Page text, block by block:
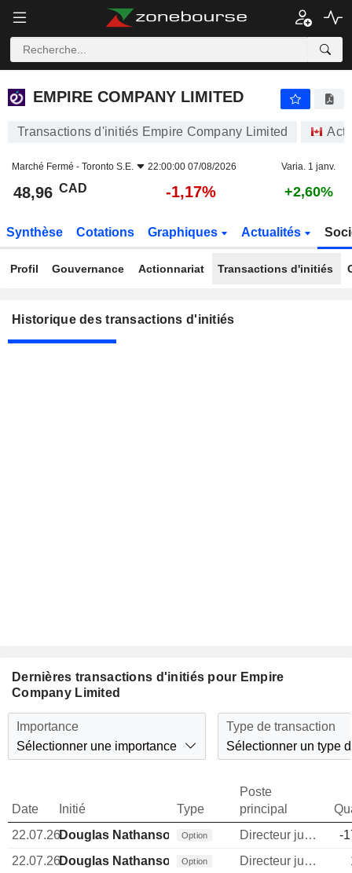
EMPIRE COMPANY LIMITED
EMPIRE COMPANY LIMITED
Transactions d'initiés Empire Company Limited
Marché Fermé - Toronto S.E. 22:00:00 07/08/2026 Varia. 1 janv.
48,96 CAD -1,17% +2,60%
Synthèse Cotations Graphiques Actualités
Profil Gouvernance Actionnariat Transactions d'initiés
Historique des transactions d'initiés
Dernières transactions d'initiés pour Empire
Company Limited
Importance
Sélectionner une importance
Type de transaction
Sélectionner un type
Date Initié Type
Poste
principal
22.07.26Douglas Nathanson Option Directeur juridique
-
22.07.26Douglas Nathanson Option Directeur juridique